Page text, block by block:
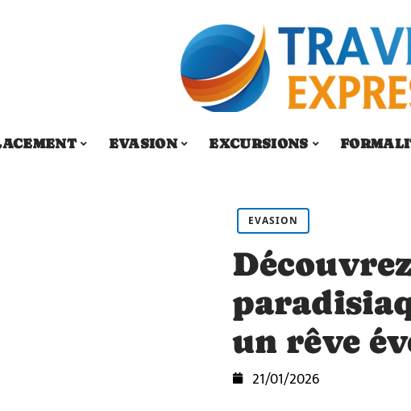
EVASION EXCURSIONS
EVASION
un rêve
21/01/2026